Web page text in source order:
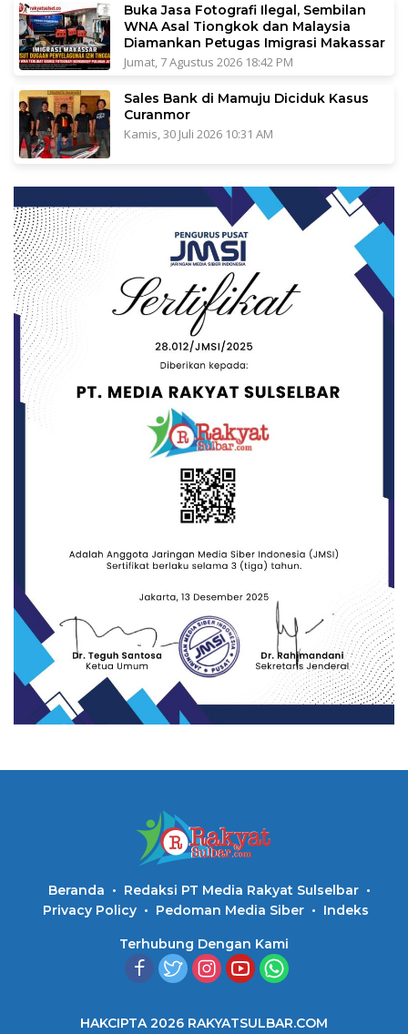
Buka Jasa Fotografi Ilegal, Sembilan
WNA Asal Tiongkok dan Malaysia
Diamankan Petugas Imigrasi Makassar
Jumat, 7 Agustus 2026 18:42 PM
Sales Bank di Mamuju Diciduk Kasus
Curanmor
Kamis, 30 Juli 2026 10:31 AM
Beranda
Redaksi PT Media Rakyat Sulselbar
Privacy Policy
Pedoman Media Siber Indeks
Terhubung Dengan Kami
HAKCIPTA 2026 RAKYATSULBAR.COM